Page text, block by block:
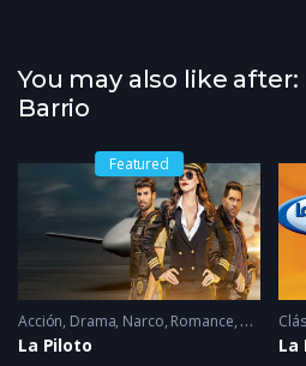
You may also like after:
Barrio
Featured
Acción, Drama, Narco, Romance 2022 -
La Piloto La